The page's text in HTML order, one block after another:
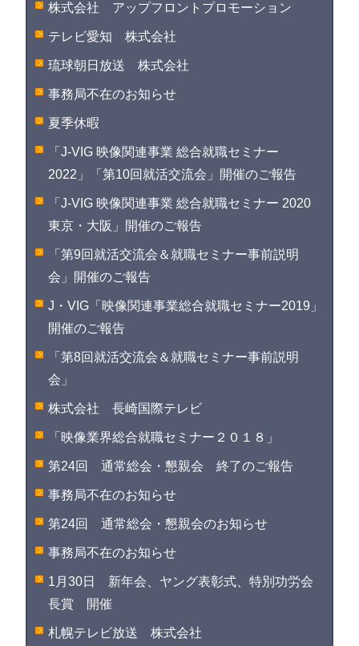
株式会社 アップフロントプロモーション
テレビ愛知 株式会社
琉球朝日放送 株式会社
事務局不在のお知らせ
夏季休暇
「J-VIG 映像関連事業 総合就職セミナー
2022」「第10回就活交流会」開催のご報告
「J-VIG 映像関連事業 総合就職セミナー 2020
東京・大阪」開催のご報告
「第9回就活交流会＆就職セミナー事前説明
会」開催のご報告
J・VIG「映像関連事業総合就職セミナー2019」
開催のご報告
「第8回就活交流会＆就職セミナー事前説明
会」
株式会社 長崎国際テレビ
「映像業界総合就職セミナー２０１８」
第24回 通常総会・懇親会 終了のご報告
事務局不在のお知らせ
第24回 通常総会・懇親会のお知らせ
事務局不在のお知らせ
1月30日 新年会、ヤング表彰式、特別功労会
長賞 開催
札幌テレビ放送 株式会社